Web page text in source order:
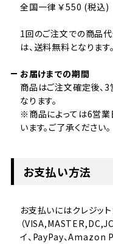
全国一律 ￥550 (税込)
1回のご注文での商品
は、送料無料となります。
お届けまでの期間
商品はご注文確定後、3
なります。
※商品によっては6営業
います。ご了承ください。
お支払い方法
お支払いにはクレジッ
（
イ、PayPay、Amazon